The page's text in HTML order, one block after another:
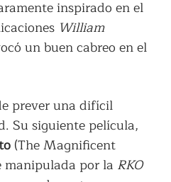
inspirado en el
William
un buen cabreo en el
prever una difícil
Su siguiente película,
(The Magnificent
manipulada por la RKO